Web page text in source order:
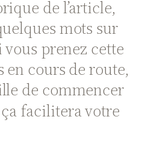
de l’article,
mots sur
vous prenez cette
en cours de route,
de commencer
facilitera votre